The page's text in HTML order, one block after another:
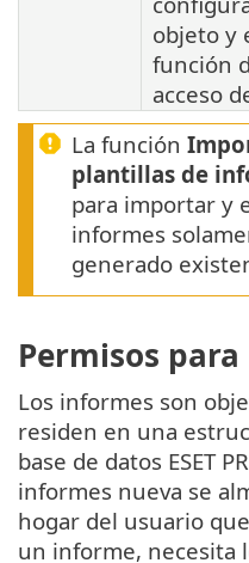
objeto y
función
acceso
La función
plantillas de
para importar y
informes
generado
Permisos
Los informes son
residen en una
base de datos ESET
informes nueva se
hogar del usuario
un informe, necesita